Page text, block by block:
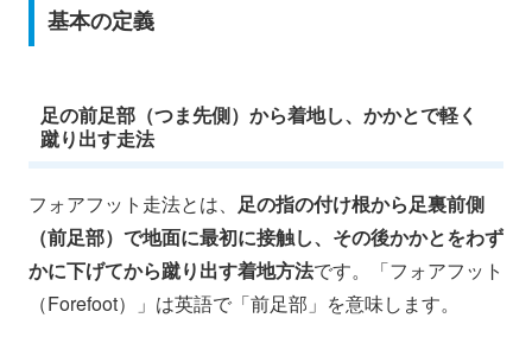
基本の定義
足の前足部（つま先側）から着地し、かかとで軽く
蹴り出す走法
フォアフット走法とは、 足の指の付け根から足裏前側
（前足部）で地面に最初に接触し、その後かかとをわず
かに下げてから蹴り出す着地方法です。「フォアフット
（Forefoot）」は英語で「前足部」を意味します。